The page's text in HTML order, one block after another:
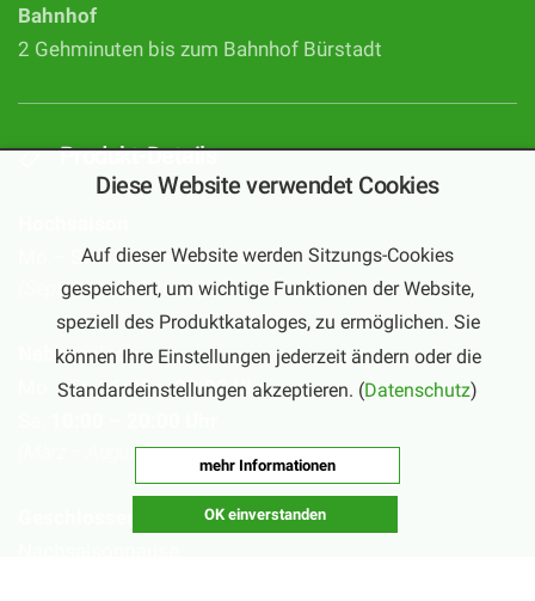
Bahnhof
2 Gehminuten bis zum Bahnhof Bürstadt
Produkt-Details
Mo – Sa:10:00 – 20:00 Uhr
(September – Februar)
Nebensaison
Mo – Fr:16:00 – 20:00 Uhr
(März – August)
Diese Website verwendet Cookies
Auf dieser Website werden Sitzungs-Cookies
gespeichert, um wichtige Funktionen der Website,
speziell des Produktkataloges, zu ermöglichen. Sie
können Ihre Einstellungen jederzeit ändern oder die
Standardeinstellungen akzeptieren. (Datenschutz)
mehr Informationen
OK einverstanden